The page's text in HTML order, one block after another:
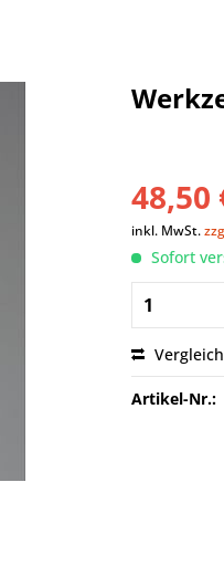
48,50
inkl. MwSt.
Sofort
Artikel-Nr.: